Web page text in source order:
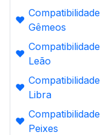
❤️
Gêmeos
❤️
Leão
❤️
Libra
❤️
Peixes